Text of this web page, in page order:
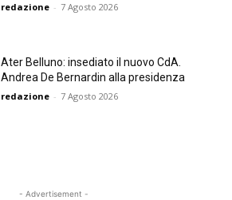
redazione - 7 Agosto 2026
Ater Belluno: insediato il nuovo CdA.
Andrea De Bernardin alla presidenza
redazione - 7 Agosto 2026
- Advertisement -